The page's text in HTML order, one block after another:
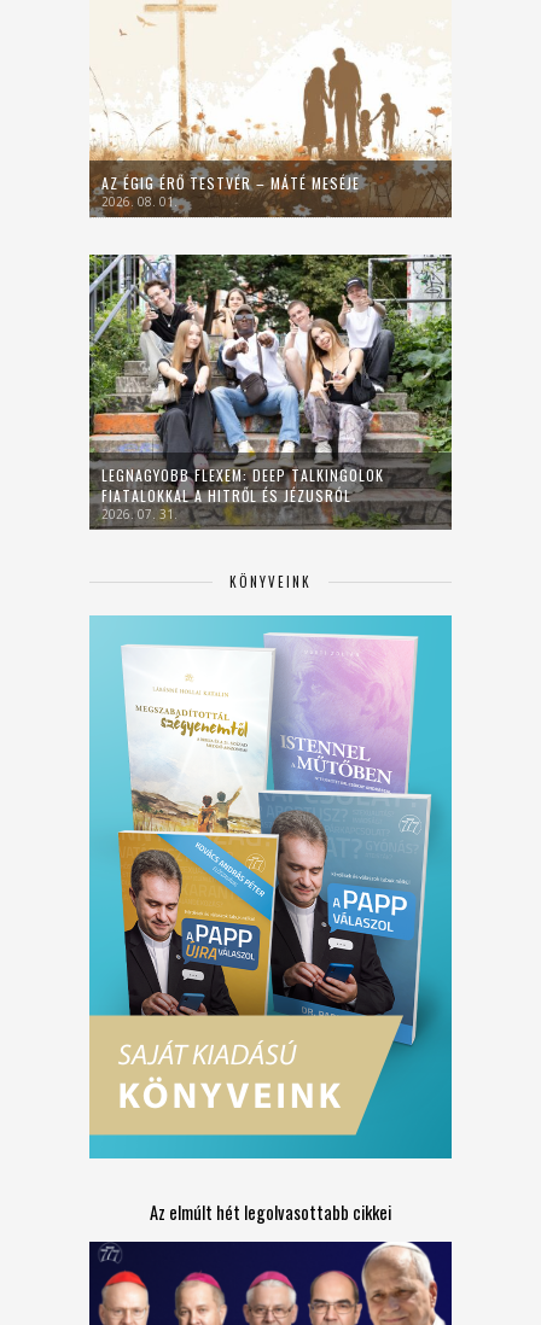
AZ ÉGIG ÉRŐ TESTVÉR – MÁTÉ MESÉJE
2026. 08. 01.
LEGNAGYOBB FLEXEM: DEEP TALKINGOLOK
FIATALOKKAL A HITRŐL ÉS JÉZUSRÓL
2026. 07. 31.
KÖNYVEINK
Az elmúlt hét legolvasottabb cikkei